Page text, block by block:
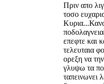
Πριν απο
τοσο
επεφτε και
τελευταια
ορεξη να
γλυψω τα
ταπεινωνει